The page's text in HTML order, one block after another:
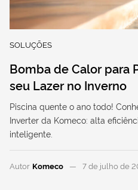
SOLUÇÕES
Bomba de Calor para
seu Lazer no Inverno
Piscina quente o ano todo!
Inverter da Komeco: alta
inteligente.
Autor Komeco 7 de julho de